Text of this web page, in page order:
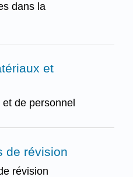
dans la
et
de personnel
de révision
révision